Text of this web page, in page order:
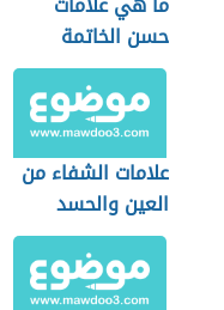
حسن الخاتمة
علامات الشفاء من
العين والحسد